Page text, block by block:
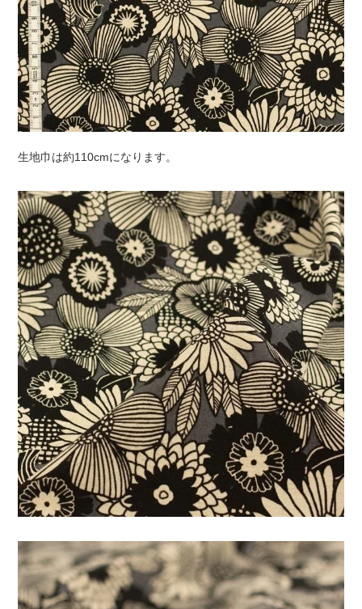
生地巾は約110cmになります。